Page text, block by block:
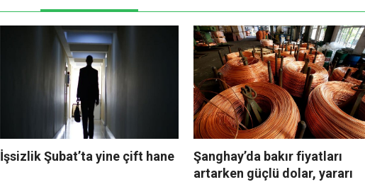
İşsizlik Şubat’ta yine çift hane
Şanghay’da bakır fiyatları
artarken güçlü dolar, yararı